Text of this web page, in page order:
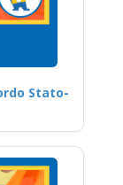
Stato-